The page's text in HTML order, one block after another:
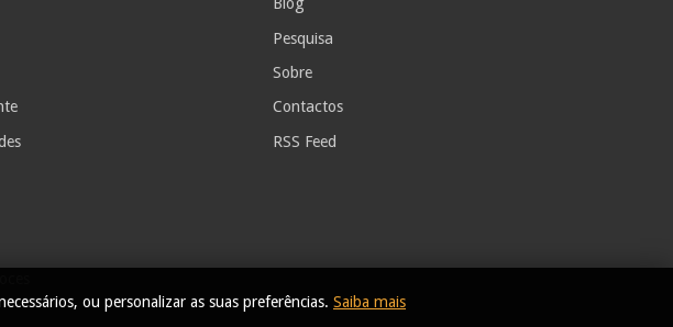
Pesquisa
Sobre
Contactos
RSS Feed
ou personalizar as suas preferências. Saiba mais